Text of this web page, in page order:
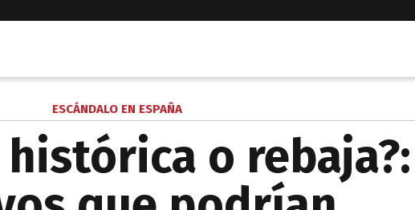
ESCÁNDALO EN ESPAÑA
histórica o rebaja?: